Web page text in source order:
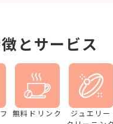
とサービス
無料ドリンク
ジュエリー